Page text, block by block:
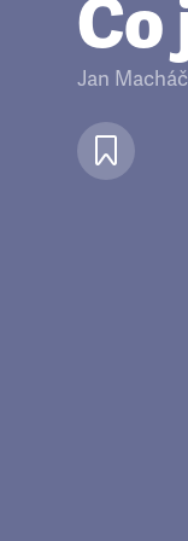
Co
Jan